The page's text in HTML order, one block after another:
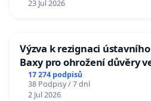
23 Jul 2026
Výzva k rezignaci ústavního
Baxy pro ohrožení důvěry
17 274 podpisů
38 Podpisy / 7 dní
2 Jul 2026